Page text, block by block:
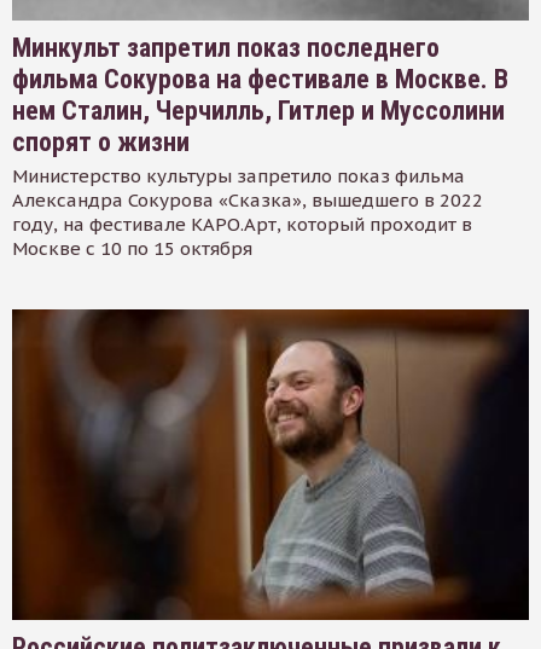
Минкульт запретил показ последнего
фильма Сокурова на фестивале в Москве. В
нем Сталин, Черчилль, Гитлер и Муссолини
спорят о жизни
Министерство культуры запретило показ фильма
Александра Сокурова «Сказка», вышедшего в 2022
году, на фестивале КАРО.Арт, который проходит в
Москве с 10 по 15 октября